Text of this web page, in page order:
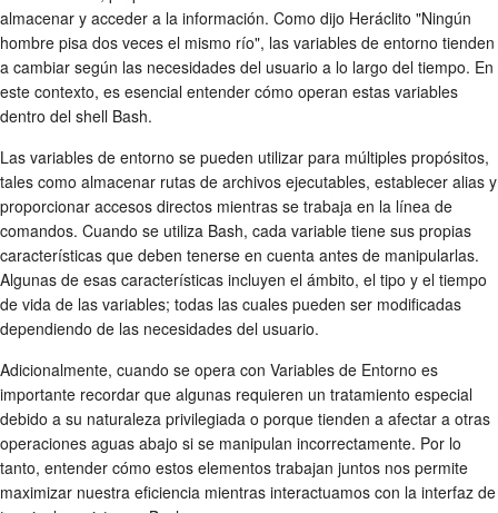
almacenar y acceder a la información. Como dijo Heráclito "Ningún
hombre pisa dos veces el mismo río", las variables de entorno tienden
a cambiar según las necesidades del usuario a lo largo del tiempo. En
este contexto, es esencial entender cómo operan estas variables
dentro del shell Bash.
Las variables de entorno se pueden utilizar para múltiples propósitos,
tales como almacenar rutas de archivos ejecutables, establecer alias y
proporcionar accesos directos mientras se trabaja en la línea de
comandos. Cuando se utiliza Bash, cada variable tiene sus propias
características que deben tenerse en cuenta antes de manipularlas.
Algunas de esas características incluyen el ámbito, el tipo y el tiempo
de vida de las variables; todas las cuales pueden ser modificadas
dependiendo de las necesidades del usuario.
Adicionalmente, cuando se opera con Variables de Entorno es
importante recordar que algunas requieren un tratamiento especial
debido a su naturaleza privilegiada o porque tienden a afectar a otras
operaciones aguas abajo si se manipulan incorrectamente. Por lo
tanto, entender cómo estos elementos trabajan juntos nos permite
maximizar nuestra eficiencia mientras interactuamos con la interfaz de